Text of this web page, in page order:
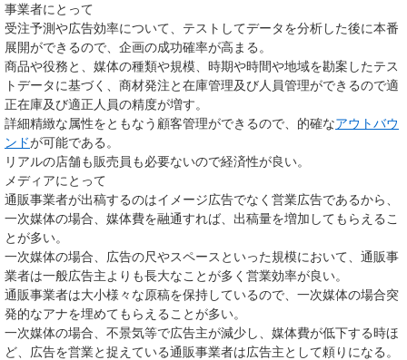
事業者にとって
受注予測や広告効率について、テストしてデータを分析した後に本番
展開ができるので、企画の成功確率が高まる。
商品や役務と、媒体の種類や規模、時期や時間や地域を勘案したテス
トデータに基づく、商材発注と在庫管理及び人員管理ができるので適
正在庫及び適正人員の精度が増す。
詳細精緻な属性をともなう顧客管理ができるので、的確なアウトバウ
ンドが可能である。
リアルの店舗も販売員も必要ないので経済性が良い。
メディアにとって
通販事業者が出稿するのはイメージ広告でなく営業広告であるから、
一次媒体の場合、媒体費を融通すれば、出稿量を増加してもらえるこ
とが多い。
一次媒体の場合、広告の尺やスペースといった規模において、通販事
業者は一般広告主よりも長大なことが多く営業効率が良い。
通販事業者は大小様々な原稿を保持しているので、一次媒体の場合突
発的なアナを埋めてもらえることが多い。
一次媒体の場合、不景気等で広告主が減少し、媒体費が低下する時ほ
ど、広告を営業と捉えている通販事業者は広告主として頼りになる。